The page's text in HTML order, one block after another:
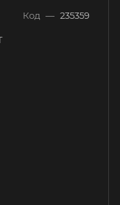
Код — 235359